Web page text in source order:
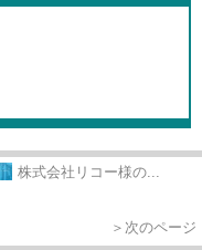
株式会社リコー様の...
＞次のページ